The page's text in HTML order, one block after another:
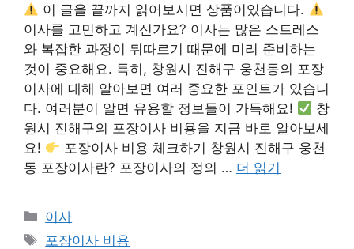
이 글을 끝까지 읽어보시면 상품이있습니다.
이사를 고민하고 계신가요? 이사는 많은 스트레스
와 복잡한 과정이 뒤따르기 때문에 미리 준비하는
것이 중요해요. 특히, 창원시 진해구 웅천동의 포장
이사에 대해 알아보면 여러 중요한 포인트가 있습니
다. 여러분이 알면 유용할 정보들이 가득해요!
창
원시 진해구의 포장이사 비용을 지금 바로 알아보세
요!
포장이사 비용 체크하기 창원시 진해구 웅천
동 포장이사란? 포장이사의 정의 … 더 읽기
카
테
이사
태
포장이사 비용